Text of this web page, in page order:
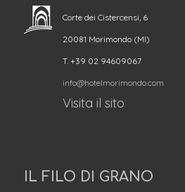
Corte dei Cistercensi, 6
20081 Morimondo (MI)
T. +39 02 94609067
info@hotelmorimondo.com
Visita il sito
IL FILO DI GRANO